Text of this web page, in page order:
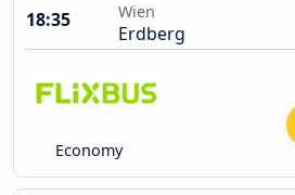
18:35
Wien
Erdberg
Economy